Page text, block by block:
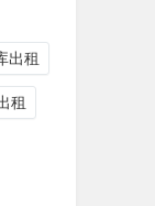
出租
租